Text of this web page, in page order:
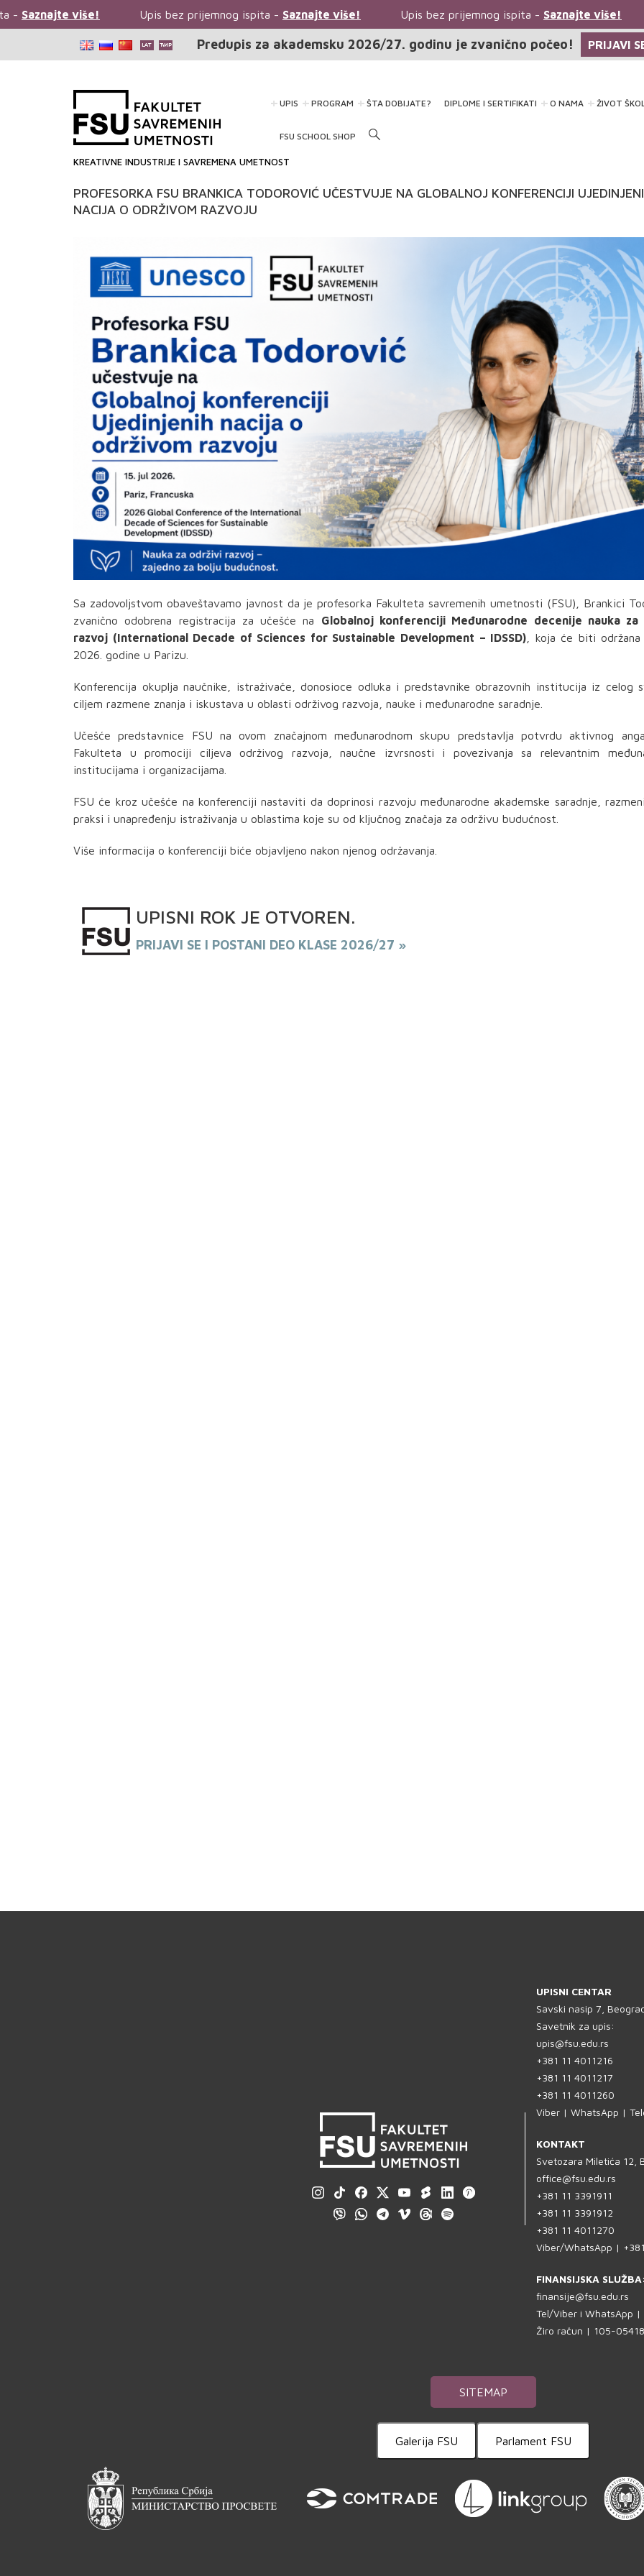
-Saznajte više! Upis bez prijemnog ispita -Saznajte više! Upis bez prijemnog ispita -Saznajte više!
Predupis za akademsku 2026/27. godinu je zvanično počeo! PRIJAVI
UPIS PROGRAM ŠTA DOBIJATE? DIPLOME I SERTIFIKATI O NAMA ŽIVOT
FSU SCHOOL SHOP
KREATIVNE INDUSTRIJE I SAVREMENA UMETNOST
PROFESORKA FSU BRANKICA TODOROVIĆ UČESTVUJE NA GLOBALNOJ KONFERENCIJI
NACIJA O ODRŽIVOM RAZVOJU
Sa zadovoljstvom obaveštavamo javnost da je profesorka Fakulteta savremenih umetnosti (FSU), Brankici
zvanično odobrena registracija za učešće na Globalnoj konferenciji Međunarodne decenije nauka za
razvoj (International Decade of Sciences for Sustainable Development – IDSSD) , koja će biti održana
2026. godine u Parizu.
Konferencija okuplja naučnike, istraživače, donosioce odluka i predstavnike obrazovnih institucija iz celog
ciljem razmene znanja i iskustava u oblasti održivog razvoja, nauke i međunarodne saradnje.
Učešćepredstavnice FSU na ovom značajnom međunarodnom skupu predstavlja potvrdu aktivnog
Fakulteta u promociji ciljeva održivog razvoja, naučne izvrsnosti i povezivanja sa relevantnim
institucijama i organizacijama.
FSU će kroz učešće na konferenciji nastaviti da doprinosi razvoju međunarodne akademske saradnje,
praksi i unapređenju istraživanja u oblastima koje su od ključnog značaja za održivu budućnost.
Više informacija o konferenciji biće objavljeno nakon njenog održavanja.
UPISNI ROK JE OTVOREN.
PRIJAVI SE I POSTANI DEO KLASE 2026/27 »
UPISNI CENTAR
Savski nasip 7,
Savetnik za upis:
upis@fsu.edu.rs
+381 11 4011216
+381 11 4011217
+381 11 4011260
Viber | WhatsApp |
KONTAKT
Svetozara Miletića 12,
office@fsu.edu.rs
+381 11 3391911
+381 11 3391912
+381 11 4011270
Viber/WhatsApp |
FINANSIJSKA
finansije@fsu.edu.rs
Tel/Viber i WhatsApp |
Žiro račun | 105-
SITEMAP
Galerija FSU Parlament FSU